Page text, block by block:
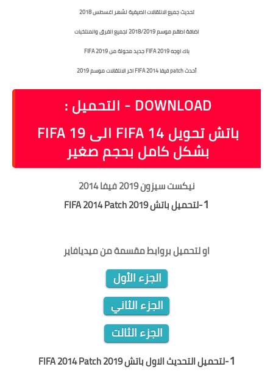
تحديث جميع الانتقالات الصيفية لشهر اغسطس 2018
اضافة اطقم موسم 2018/2019 لجميع الفرق والمنتخبات
باك اوجه FIFA 2019 جديد محولة من FIFA 2019
أحدث patch فيفا FIFA 2014 اخر الانتقالات موسم 2019
DOWNLOAD - التحميل :
باتش تحويل FIFA 14 الى FIFA 19
بشكل كامل بحجم صغير
نيكست سيزون 2019 فيفا 2014
1-لتحميل باتش FIFA 2014 Patch 2019
او لتحميلبروابط مقسمة من ميديافاير
الجزء الأول
الجزء الثاني
الجزء الثالت
1-لتحميل التحديث الاول باتش FIFA 2014 Patch 2019